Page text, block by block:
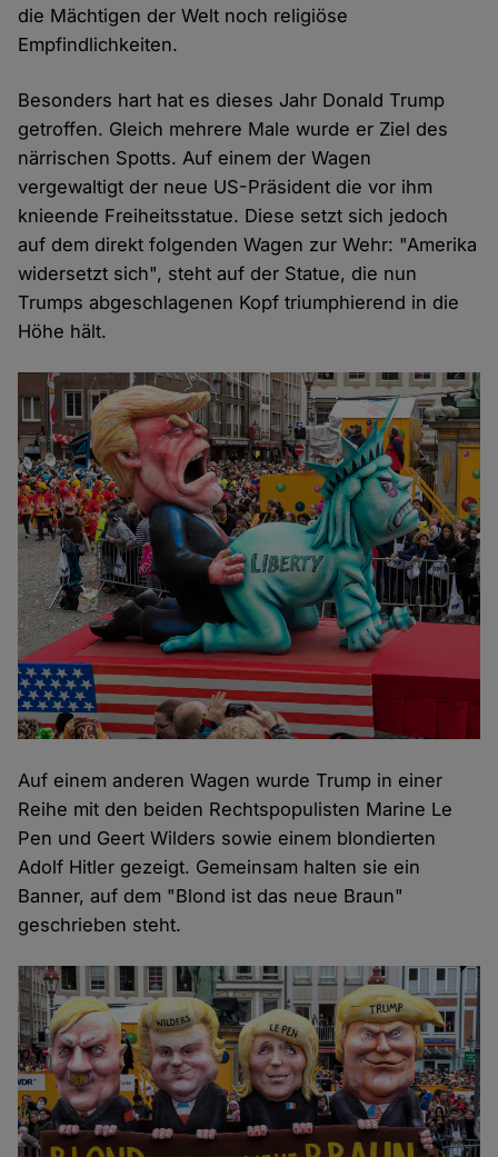
die Mächtigen der Welt noch religiöse
Empfindlichkeiten.
Besonders hart hat es dieses Jahr Donald Trump
getroffen. Gleich mehrere Male wurde er Ziel des
närrischen Spotts. Auf einem der Wagen
vergewaltigt der neue US-Präsident die vor ihm
knieende Freiheitsstatue. Diese setzt sich jedoch
auf dem direkt folgenden Wagen zur Wehr: "Amerika
widersetzt sich", steht auf der Statue, die nun
Trumps abgeschlagenen Kopf triumphierend in die
Höhe hält.
Auf einem anderen Wagen wurde Trump in einer
Reihe mit den beiden Rechtspopulisten Marine Le
Pen und Geert Wilders sowie einem blondierten
Adolf Hitler gezeigt. Gemeinsam halten sie ein
Banner, auf dem "Blond ist das neue Braun"
geschrieben steht.